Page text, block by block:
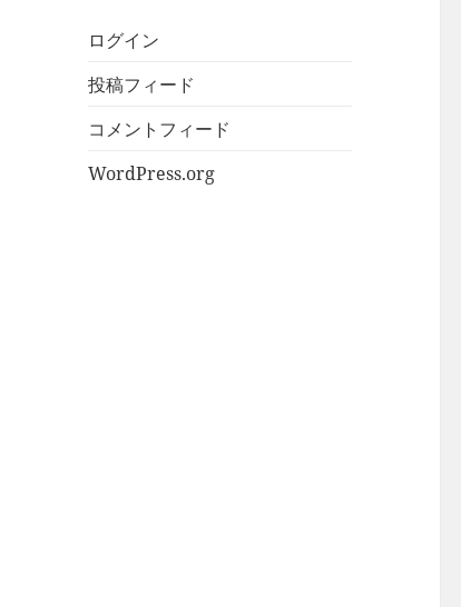
ログイン
投稿フィード
コメントフィード
WordPress.org